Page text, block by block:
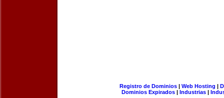
Registro de Dominios| Web Hosting |
Dominios Expirados | Industrias |